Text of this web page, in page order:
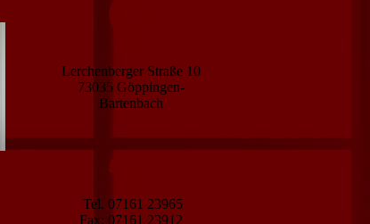
Lerchenberger Straße 10
73035 Göppingen-
Bartenbach
Tel. 07161 23965
Fax: 07161 23912